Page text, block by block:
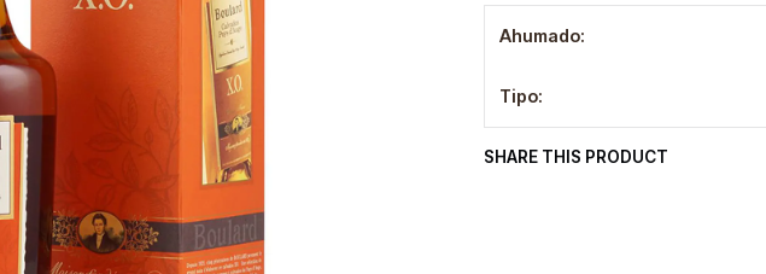
Ahumado:
Tipo:
SHARE THIS PRODUCT